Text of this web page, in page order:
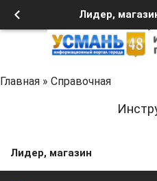
Лидер,
Главная » Справочная
Лидер, магазин